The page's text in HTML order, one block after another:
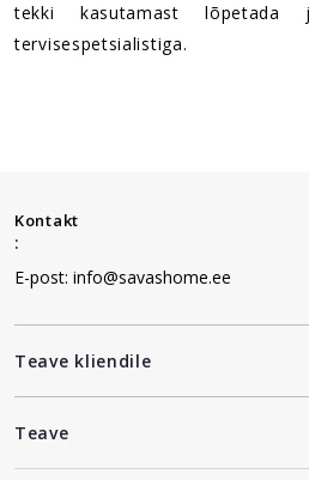
tekki kasutamast lõpetada
tervisespetsialistiga.
Kontakt
:
E-post: info@savashome.ee
Teave kliendile
Teave